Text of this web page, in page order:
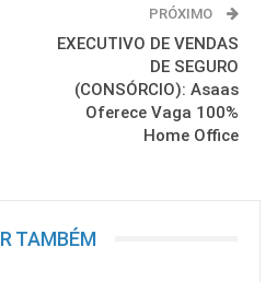
PRÓXIMO
EXECUTIVO DE VENDAS
DE SEGURO
(CONSÓRCIO): Asaas
Oferece Vaga 100%
Home Office
TAMBÉM